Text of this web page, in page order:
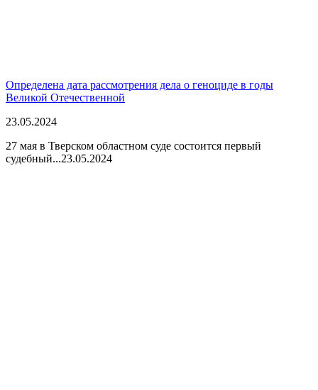
Определена дата рассмотрения дела о геноциде в годы
Великой Отечественной
23.05.2024
27 мая в Тверском областном суде состоится первый
судебный...23.05.2024